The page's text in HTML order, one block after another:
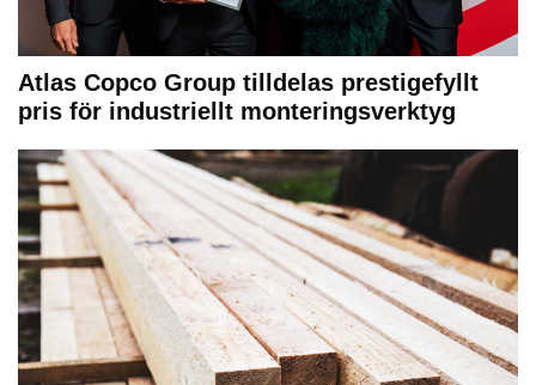
Atlas Copco Group tilldelas prestigefyllt
pris för industriellt monteringsverktyg